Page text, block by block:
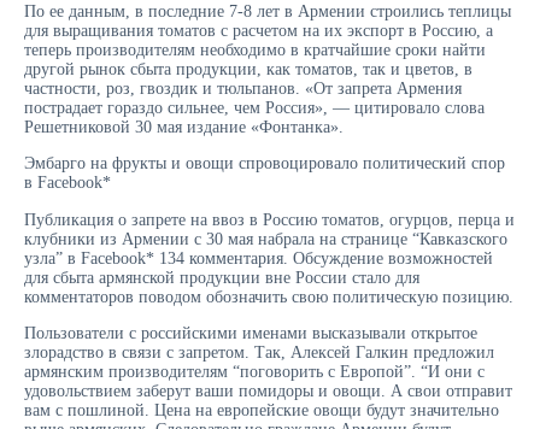
По ее данным, в последние 7-8 лет в Армении строились теплицы
для выращивания томатов с расчетом на их экспорт в Россию, а
теперь производителям необходимо в кратчайшие сроки найти
другой рынок сбыта продукции, как томатов, так и цветов, в
частности, роз, гвоздик и тюльпанов. «От запрета Армения
пострадает гораздо сильнее, чем Россия», — цитировало слова
Решетниковой 30 мая издание «Фонтанка».
Эмбарго на фрукты и овощи спровоцировало политический спор
в Facebook*
Публикация о запрете на ввоз в Россию томатов, огурцов, перца и
клубники из Армении с 30 мая набрала на странице “Кавказского
узла” в Facebook* 134 комментария. Обсуждение возможностей
для сбыта армянской продукции вне России стало для
комментаторов поводом обозначить свою политическую позицию.
Пользователи с российскими именами высказывали открытое
злорадство в связи с запретом. Так, Алексей Галкин предложил
армянским производителям “поговорить с Европой”. “И они с
удовольствием заберут ваши помидоры и овощи. А свои отправит
вам с пошлиной. Цена на европейские овощи будут значительно